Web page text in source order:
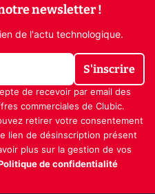
newsletter !
de l'actu technologique.
S'inscrire
de recevoir par email des
commerciales de Clubic.
retirer votre consentement
lien de désinscription présent
plus sur la gestion de vos
Politique de confidentialité